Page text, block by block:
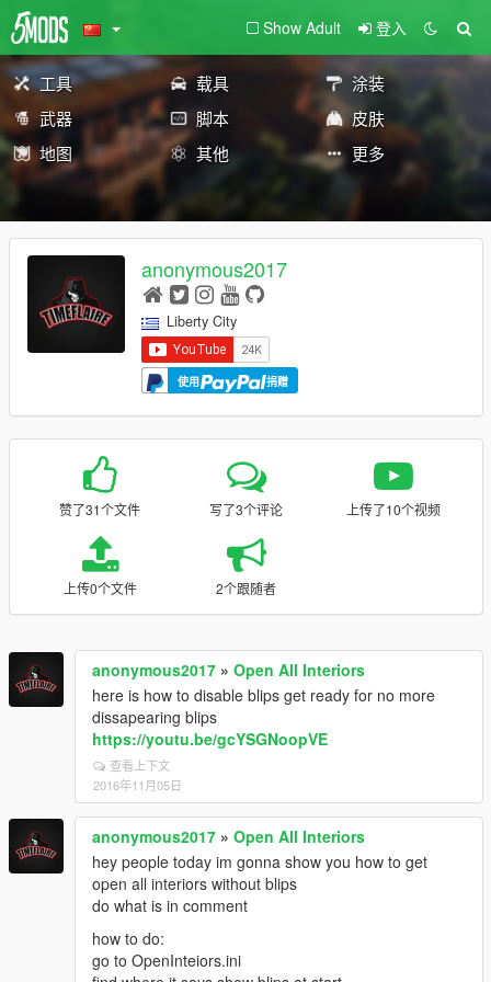
Show Adult 登入
工具 载具
涂装
武器
脚本
皮肤
地图
其他 更多
anonymous2017
Liberty City
使用 捐赠
赞了31个文件 写了3个评论 上传了10个视频
上传0个文件 2个跟随者
anonymous2017 » Open All Interiors
here is how to disable blips get ready for no more
dissapearing blips
https://youtu.be/gcYSGNoopVE
查看上下文
2016年11月05日
anonymous2017 » Open All Interiors
hey people today im gonna show you how to get
open all interiors without blips
do what is in comment
how to do:
go to OpenInteiors.ini